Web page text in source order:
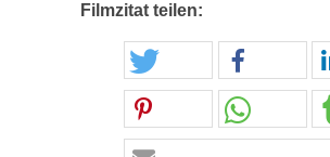
Filmzitat teilen: